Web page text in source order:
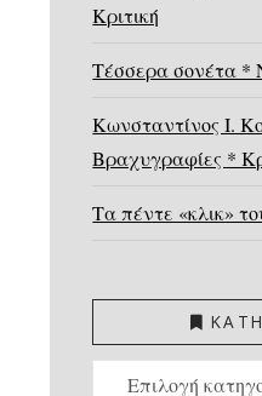
Κριτική
Τέσσερα σονέτα *
Κωνσταντίνος Ι.
Βραχυγραφίες *
Τα πέντε «κλικ»
ΚΑΤΗΓΟΡΙΕΣ